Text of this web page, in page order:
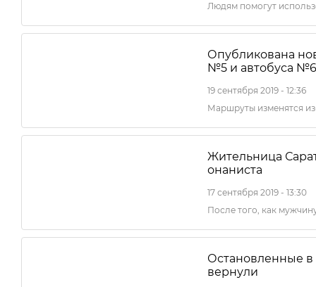
Людям помогут
Опубликована
№5 и автобуса №6
19 сентября 2019 - 12:36
Маршруты изменятся
Жительница
онаниста
17 сентября 2019 - 13:30
После того, как
Остановленные
вернули